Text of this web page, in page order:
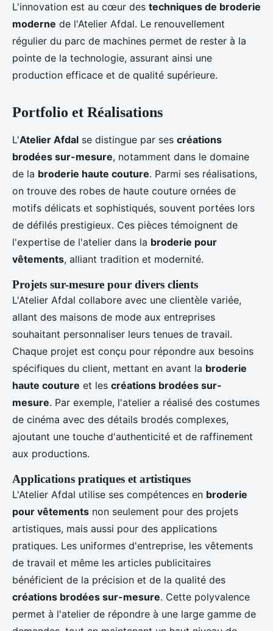
L'innovation est au cœur des techniques de broderie
moderne de l'Atelier Afdal. Le renouvellement
régulier du parc de machines permet de rester à la
pointe de la technologie, assurant ainsi une
production efficace et de qualité supérieure.
Portfolio et Réalisations
L'Atelier Afdal se distingue par ses créations
brodées sur-mesure, notamment dans le domaine
de la broderie haute couture. Parmi ses réalisations,
on trouve des robes de haute couture ornées de
motifs délicats et sophistiqués, souvent portées lors
de défilés prestigieux. Ces pièces témoignent de
l'expertise de l'atelier dans la broderie pour
vêtements, alliant tradition et modernité.
Projets sur-mesure pour divers clients
L'Atelier Afdal collabore avec une clientèle variée,
allant des maisons de mode aux entreprises
souhaitant personnaliser leurs tenues de travail.
Chaque projet est conçu pour répondre aux besoins
spécifiques du client, mettant en avant la broderie
haute couture et les créations brodées sur-
mesure. Par exemple, l'atelier a réalisé des costumes
de cinéma avec des détails brodés complexes,
ajoutant une touche d'authenticité et de raffinement
aux productions.
Applications pratiques et artistiques
L'Atelier Afdal utilise ses compétences en broderie
pour vêtements non seulement pour des projets
artistiques, mais aussi pour des applications
pratiques. Les uniformes d'entreprise, les vêtements
de travail et même les articles publicitaires
bénéficient de la précision et de la qualité des
créations brodées sur-mesure. Cette polyvalence
permet à l'atelier de répondre à une large gamme de